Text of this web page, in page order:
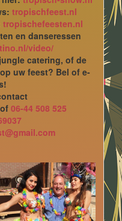
tropischfeest.nl
tropischefeesten.nl
en danseressen
video/
catering, of de
uw feest? Bel of e-
06-44 508 525